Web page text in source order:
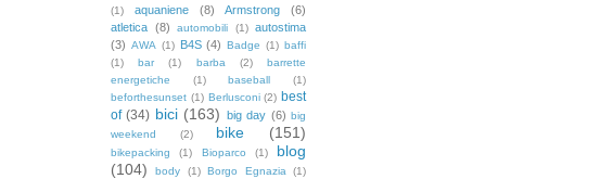
(1)
aquaniene (8) Armstrong
(6)
atletica (8) automobili (1) autostima
(3) AWA (1) B4S (4) Badge (1) baffi
(1)
bar (1) barba (2)
barrette
energetiche
(1) baseball
(1)
beforthesunset (1) Berlusconi (2) best
of (34) bici (163) big day (6) big
weekend
(2) bike (151)
bikepacking (1) Bioparco (1)
blog
(104)
body (1) Borgo Egnazia (1)